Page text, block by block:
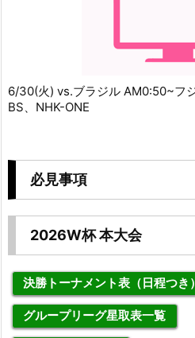
6/30(火) vs.ブラジル AM0:50~フ
BS、NHK-ONE
必見事項
2026W杯 本大会
決勝トーナメント表（日程つき）
グループリーグ星取表一覧